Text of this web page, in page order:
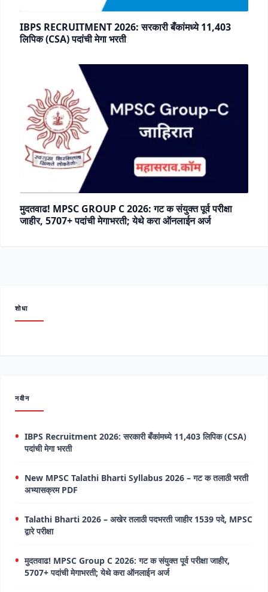
IBPS RECRUITMENT 2026: सरकारी बँकांमध्ये 11,403
लिपिक (CSA) पदांची मेगा भरती
मुदतवाढ! MPSC GROUP C 2026: गट क संयुक्त पूर्व परीक्षा
जाहीर, 5707+ पदांची मेगाभरती; येथे करा ऑनलाईन अर्ज
शोधा
नवीन
IBPS Recruitment 2026: सरकारी बँकांमध्ये 11,403 लिपिक (CSA)
पदांची मेगा भरती
New MPSC Talathi Bharti Syllabus 2026 – गट क तलाठी भरती
अभ्यासक्रम PDF
Talathi Bharti 2026 – अखेर तलाठी पदभरती जाहीर 1539 पदे, MPSC
द्वारे परीक्षा
मुदतवाढ! MPSC Group C 2026: गट क संयुक्त पूर्व परीक्षा जाहीर,
5707+ पदांची मेगाभरती; येथे करा ऑनलाईन अर्ज